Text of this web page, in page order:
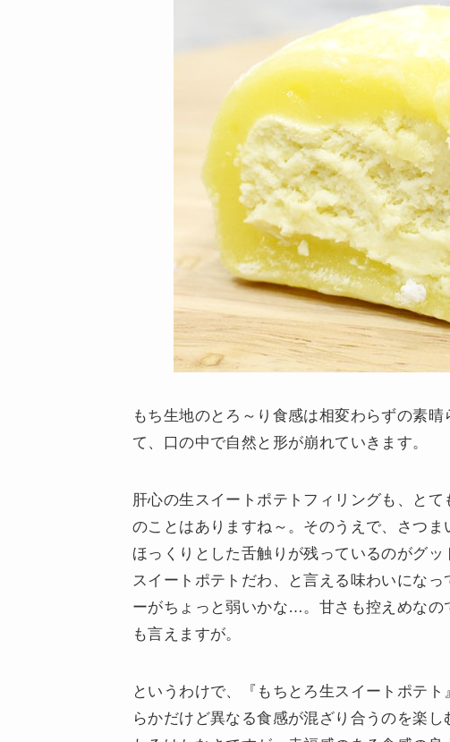
もち生地のとろ～り食感は相変わらずの素
て、口の中で自然と形が崩れていきます。
肝心の生スイートポテトフィリングも、と
のことはありますね～。そのうえで、さつ
ほっくりとした舌触りが残っているのがグ
スイートポテトだわ、と言える味わいにな
ーがちょっと弱いかな…。甘さも控えめなの
も言えますが。
というわけで、『もちとろ生スイートポテ
らかだけど異なる食感が混ざり合うのを楽